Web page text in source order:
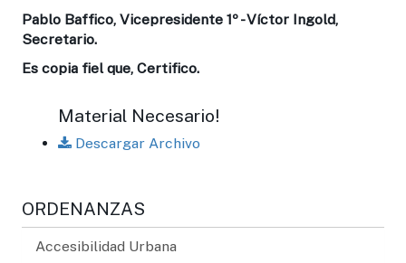
Pablo Baffico, Vicepresidente 1º - Víctor Ingold,
Secretario.
Es copia fiel que, Certifico.
Material Necesario!
Descargar Archivo
ORDENANZAS
Accesibilidad Urbana